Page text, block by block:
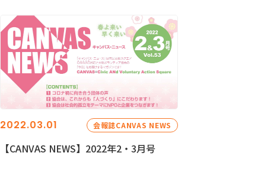
2022.03.01 会報誌CANVAS NEWS
【CANVAS NEWS】2022年2・3月号